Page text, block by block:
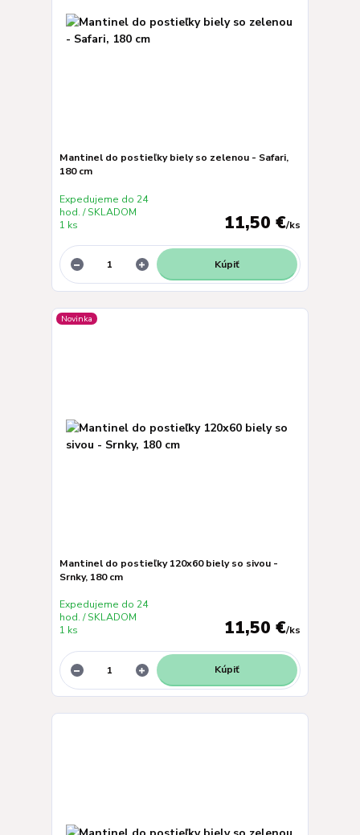
Mantinel do postieľky biely so zelenou - Safari,
180 cm
11,50 €/ks
Expedujeme do 24
hod. / SKLADOM
1 ks
Kúpiť
Novinka
Mantinel do postieľky 120x60 biely so sivou -
Srnky, 180 cm
11,50 €/ks
Expedujeme do 24
hod. / SKLADOM
1 ks
Kúpiť